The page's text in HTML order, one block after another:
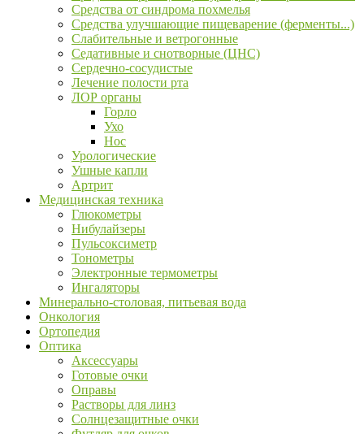
Средства от синдрома похмелья
Средства улучшающие пищеварение (ферменты...)
Слабительные и ветрогонные
Седативные и снотворные (ЦНС)
Сердечно-сосудистые
Лечение полости рта
ЛОР органы
Горло
Ухо
Нос
Урологические
Ушные капли
Артрит
Медицинская техника
Глюкометры
Нибулайзеры
Пульсоксиметр
Тонометры
Электронные термометры
Ингаляторы
Минерально-столовая, питьевая вода
Онкология
Ортопедия
Оптика
Аксессуары
Готовые очки
Оправы
Растворы для линз
Солнцезащитные очки